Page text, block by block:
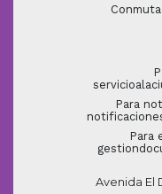
Para
Para
Avenida El